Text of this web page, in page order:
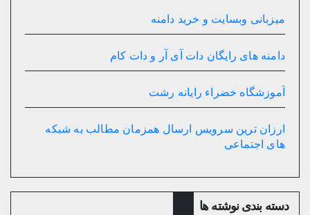
میزبانی وبسایت و خرید دامنه
دامنه های رایگان دات آی آر و دات کام
آموزشگاه خضراء رایانه رشت
ارزان ترین سرویس ارسال همزمان مطالب به شبکه
های اجتماعی
دسته بندی نوشته ها